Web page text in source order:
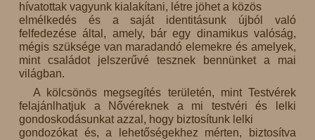
hívatottak vagyunk kialakítani, létre jöhet a közös
elmélkedés és a saját identitásunk újból való
felfedezése által, amely, bár egy dinamikus valóság,
mégis szüksége van maradandó elemekre és amelyek,
mint családot jelszerűvé tesznek bennünket a mai
világban.
A kölcsönös megsegítés területén, mint Testvérek
felajánlhatjuk a Nővéreknek a mi testvéri és lelki
gondoskodásunkat azzal, hogy biztosítunk lelki
gondozókat és, a lehetőségekhez mérten, biztosítva